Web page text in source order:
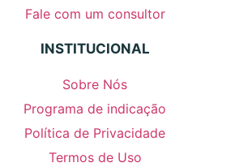
Fale com um consultor
INSTITUCIONAL
Sobre Nós
Programa de indicação
Política de Privacidade
Termos de Uso